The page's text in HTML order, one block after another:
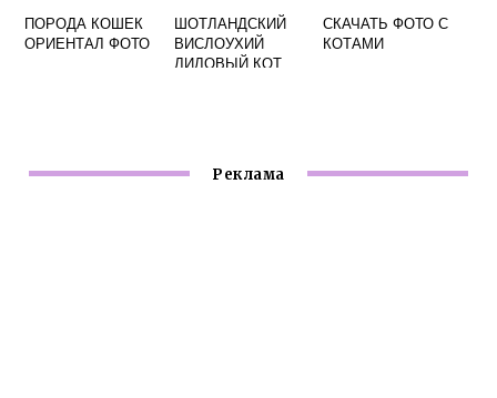
ПОРОДА КОШЕК
ОРИЕНТАЛ ФОТО
ШОТЛАНДСКИЙ
ВИСЛОУХИЙ
ЛИЛОВЫЙ КОТ
СКАЧАТЬ ФОТО С
КОТАМИ
Реклама